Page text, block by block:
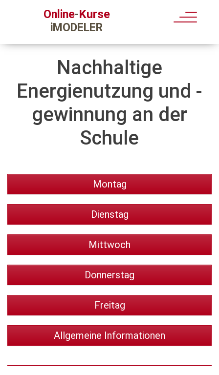
Online-Kurse
iMODELER
Nachhaltige
Energienutzung und -
gewinnung an der
Schule
Montag
Dienstag
Mittwoch
Donnerstag
Freitag
Allgemeine Informationen